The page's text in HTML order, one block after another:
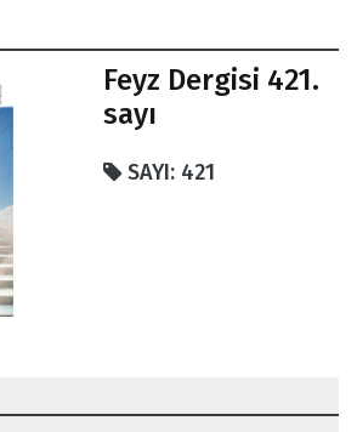
Feyz Dergisi 421.
sayı
SAYI: 421